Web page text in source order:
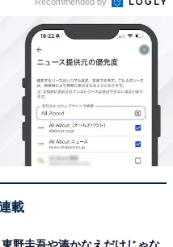
どでいう給与所得では
入を減らさないため
以内におさめようとす
われ、女性の労働参加
、妻の年収によって夫の
収入アップが不可欠。妻
載